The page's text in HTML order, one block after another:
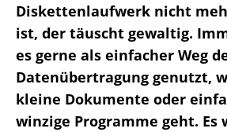
Diskettenlaufwerk nicht
ist, der täuscht gewaltig.
es gerne als einfacher Weg
Datenübertragung genutzt,
kleine Dokumente oder
winzige Programme geht. Es